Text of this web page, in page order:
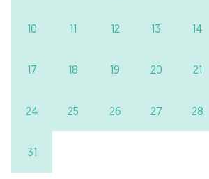
10 11 12 13 14
17 18 19 20 21
24 25 26 27 28
31